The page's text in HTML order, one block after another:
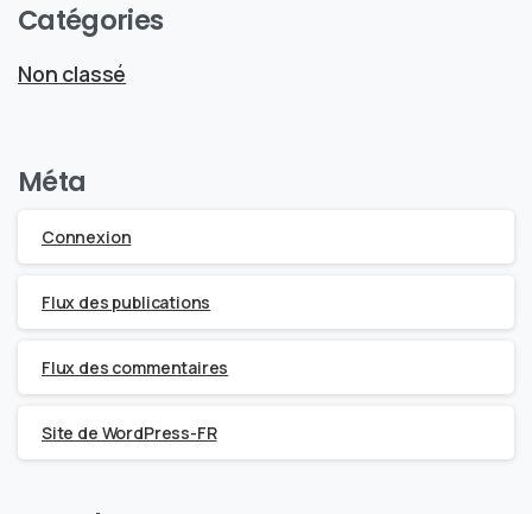
Catégories
Non classé
Méta
Connexion
Flux des publications
Flux des commentaires
Site de WordPress-FR